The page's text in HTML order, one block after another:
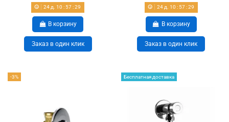
24д. 10 : 57:28
В корзину
Заказ в один клик
24д. 10 : 57:28
В корзину
Заказ в один клик
-3% Бесплатная доставка